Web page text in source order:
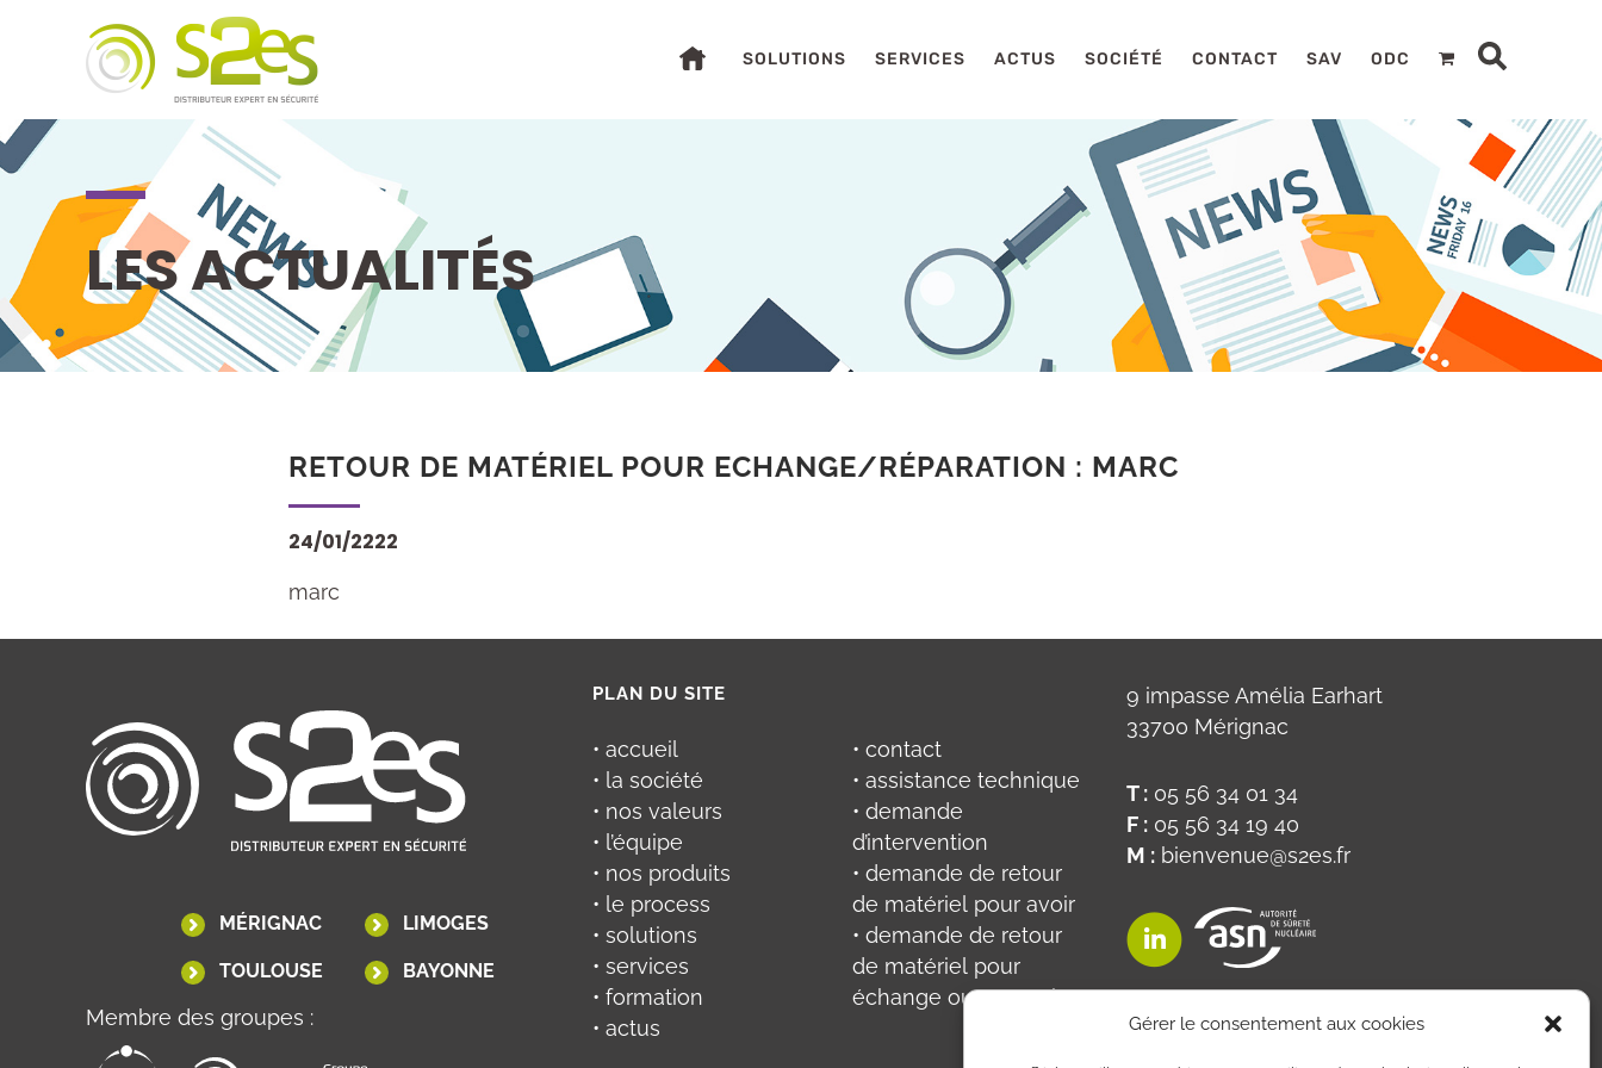
Gérer le consentement aux cookies
SOLUTIONS SERVICES ACTUS SOCIÉTÉ CONTACT SAV ODC
LES ACTUALITÉS
RETOUR DE MATÉRIEL POUR ECHANGE/RÉPARATION : MARC
24/01/2222
marc
MÉRIGNAC LIMOGES
TOULOUSE BAYONNE
Membre des groupes :
PLAN DU SITE
• accueil
• la société
• nos valeurs
• l’équipe
• nos produits
• le process
• solutions
• services
• formation
• actus
• contact
• assistance technique
• demande
d’intervention
• demande de retour
de matériel pour avoir
• demande de retour
de matériel pour
échange ou réparation
9 impasse Amélia Earhart
33700 Mérignac
T : 05 56 34 01 34
F : 05 56 34 19 40
M :bienvenue@s2es.fr